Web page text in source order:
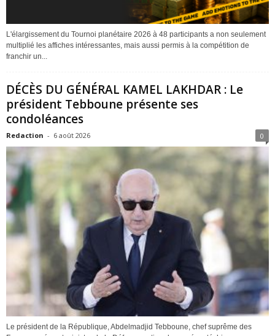
L'élargissement du Tournoi planétaire 2026 à 48 participants a non seulement
multiplié les affiches intéressantes, mais aussi permis à la compétition de
franchir un...
DÉCÈS DU GÉNÉRAL KAMEL LAKHDAR : Le
président Tebboune présente ses
condoléances
Redaction - 6 août 2026 0
Le président de la République, Abdelmadjid Tebboune, chef suprême des